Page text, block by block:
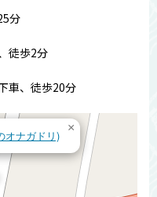
分
徒歩2分
車、徒歩20分
オナガドリ)
×